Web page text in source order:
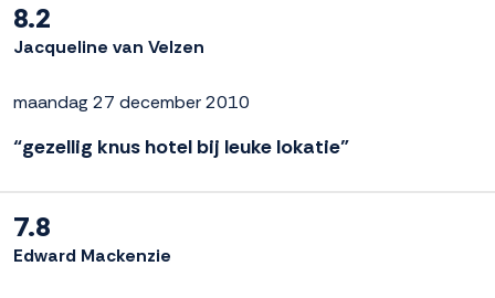
8.2
Jacqueline van Velzen
maandag 27 december 2010
“gezellig knus hotel bij leuke lokatie”
7.8
Edward Mackenzie